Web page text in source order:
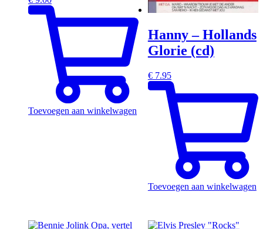
Toevoegen aan winkelwagen
Hanny – Hollands
Glorie (cd)
€7.95
Toevoegen aan winkelwagen